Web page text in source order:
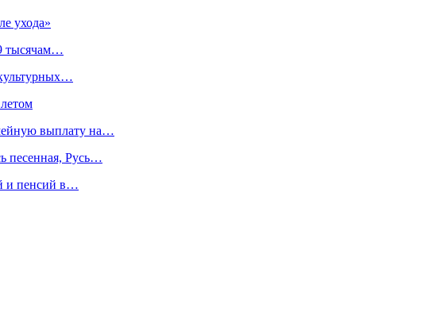
ухода»
тысячам…
выплату на…
песенная, Русь…
и пенсий в…